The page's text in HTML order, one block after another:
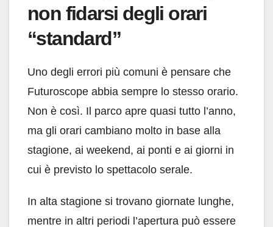
non fidarsi degli orari
“standard”
Uno degli errori più comuni è pensare che
Futuroscope abbia sempre lo stesso orario.
Non è così. Il parco apre quasi tutto l’anno,
ma gli orari cambiano molto in base alla
stagione, ai weekend, ai ponti e ai giorni in
cui è previsto lo spettacolo serale.
In alta stagione si trovano giornate lunghe,
mentre in altri periodi l’apertura può essere